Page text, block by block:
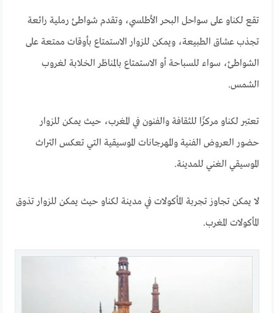
تقع لكناو على سواحل البحر الأطلسي، وتقدم شواطئ رملية رائعة
تجذب عشاق الطبيعة، ويمكن للزوار الاستمتاع بأوقات ممتعة على
الشواطئ، سواء للسباحة أو الاستمتاع بالمناظر الخلابة لغروب
الشمس.
تعتبر لكناو مركزًا للثقافة والفنون في المغرب، حيث يمكن للزوار
حضور العروض الفنية والمهرجانات الموسيقية التي تعكس التراث
الموسيقي الغني للمدينة.
لا يمكن تجاوز تجربة المأكولات في مدينة لكناو حيث يمكن للزوار تذوق
المأكولات المغرب.